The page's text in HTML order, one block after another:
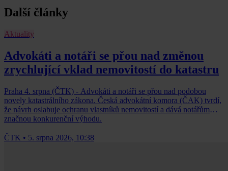
Další články
Aktuality
Advokáti a notáři se přou nad změnou
zrychlující vklad nemovitostí do katastru
Praha 4. srpna (ČTK) - Advokáti a notáři se přou nad podobou
novely katastrálního zákona. Česká advokátní komora (ČAK) tvrdí,
že návrh oslabuje ochranu vlastníků nemovitostí a dává notářům
značnou konkurenční výhodu.
ČTK • 5. srpna 2026, 10:38